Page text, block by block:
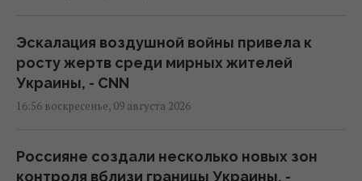
Эскалация воздушной войны привела к
росту жертв среди мирных жителей
Украины, - CNN
16:56 воскресенье, 09 августа 2026
Россияне создали несколько новых зон
контроля вблизи границы Украины, -